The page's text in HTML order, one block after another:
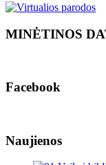
MINĖTINOS
Facebook
Naujienos